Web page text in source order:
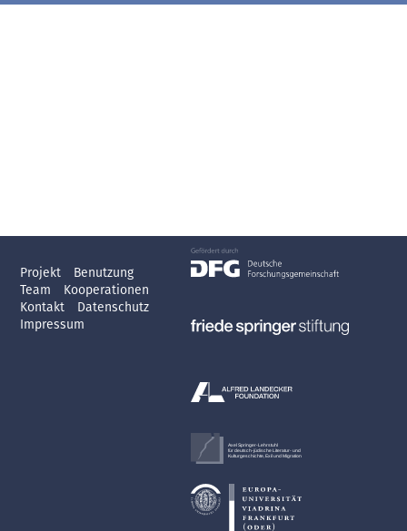
Projekt
Benutzung
Team
Kooperationen
Kontakt
Datenschutz
Impressum
Axel Springer-Lehrstuhl
für deutsch-jüdische Literatur- und
Kulturgeschichte, Exil und Migration